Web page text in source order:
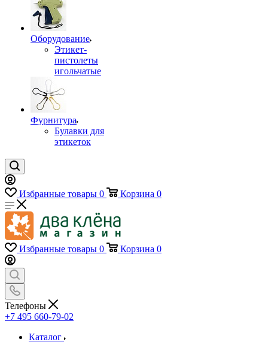
Оборудование
Этикет-
пистолеты
игольчатые
Фурнитура
Булавки для
этикеток
Избранные товары 0 Корзина 0
Избранные товары 0 Корзина 0
Телефоны
+7 495 660-79-02
Каталог